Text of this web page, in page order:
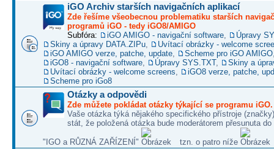
iGO Archiv starších navigačních aplikací
Zde řešíme všeobecnou problematiku starších
programů iGO - tedy iGO8/AMIGO
Subfóra:
iGO AMIGO - navigační software
Úpravy
Skiny a úpravy DATA.ZIPu
Uvítací obrázky - welcome
iGO AMIGO verze, patche, update
Scheme pro iGO AMIGO
iGO8 - navigační software
Úpravy SYS.TXT,
Skiny a
Uvítací obrázky - welcome screens
iGO8 verze, patche,
Scheme pro iGo8
Otázky a odpovědi
Zde můžete pokládat otázky týkající se programu iGO.
Vaše otázka týká nějakého specifického přístroje
stát, že položená otázka bude moderátorem přesunuta do
"IGO a RŮZNÁ ZAŘÍZENÍ" tzn. o patro níže